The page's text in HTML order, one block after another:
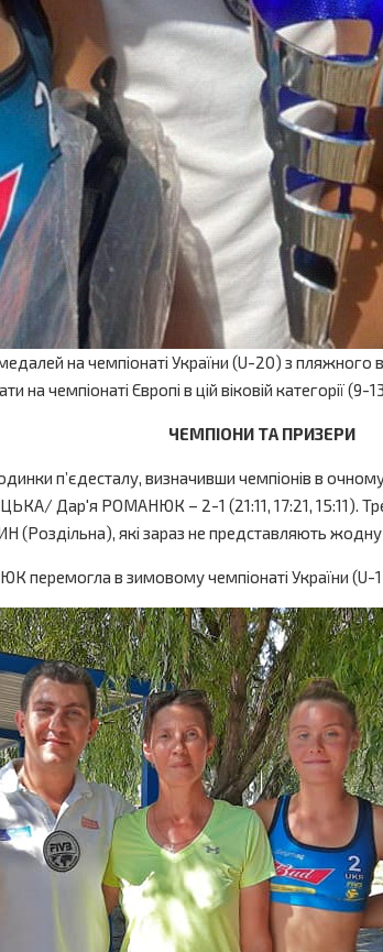
на чемпіонаті України (U-20) з пляжного
чемпіонаті Європі в цій віковій категорії (9-
ЧЕМПІОНИ ТА ПРИЗЕРИ
п’єдесталу, визначивши чемпіонів в
Дар'я РОМАНЮК – 2-1 (21:11, 17:21, 15:11).
які зараз не представляють жодну
в зимовому чемпіонаті України (U-